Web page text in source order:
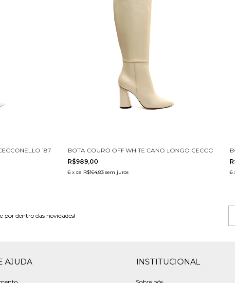
1870014-5BOTA COURO OFF WHITE CANO LONGO
R$989,00
6 xde R$164,83 sem juros 6
por dentro das novidades!
AJUDA INSTITUCIONAL